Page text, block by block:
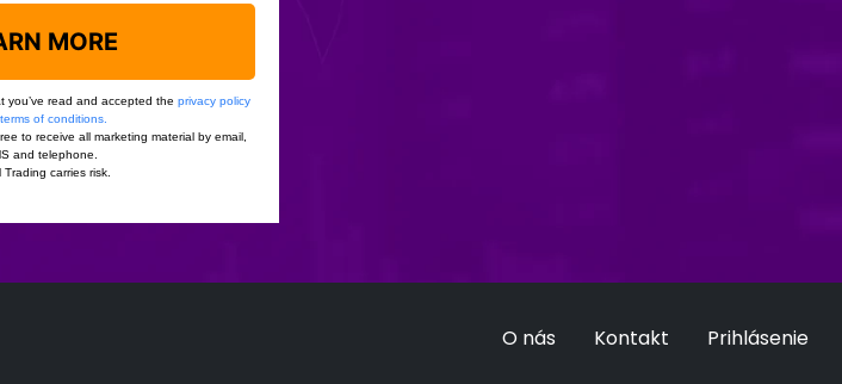
O nás Kontakt Prihlásenie